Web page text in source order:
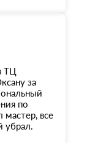
ТЦ
за
по
мастер, все
убрал.